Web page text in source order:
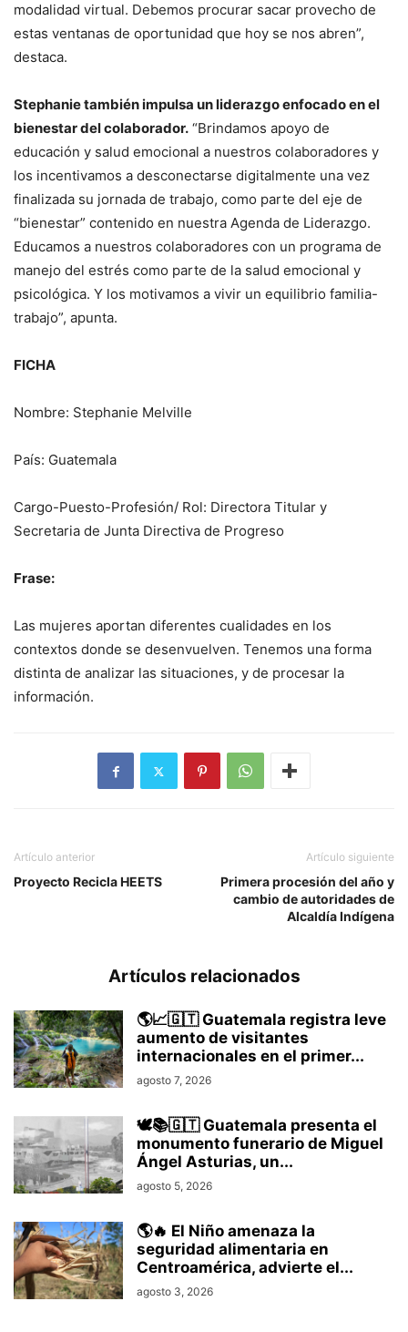
modalidad virtual. Debemos procurar sacar provecho de
estas ventanas de oportunidad que hoy se nos abren”,
destaca.
Stephanie también impulsa un liderazgo enfocado en el
bienestar del colaborador. “Brindamos apoyo de
educación y salud emocional a nuestros colaboradores y
los incentivamos a desconectarse digitalmente una vez
finalizada su jornada de trabajo, como parte del eje de
“bienestar” contenido en nuestra Agenda de Liderazgo.
Educamos a nuestros colaboradores con un programa de
manejo del estrés como parte de la salud emocional y
psicológica. Y los motivamos a vivir un equilibrio familia-
trabajo”, apunta.
FICHA
Nombre: Stephanie Melville
País: Guatemala
Cargo-Puesto-Profesión/ Rol: Directora Titular y
Secretaria de Junta Directiva de Progreso
Frase:
Las mujeres aportan diferentes cualidades en los
contextos donde se desenvuelven. Tenemos una forma
distinta de analizar las situaciones, y de procesar la
información.
Artículo anterior
Proyecto Recicla HEETS
Artículo siguiente
Primera procesión del año y
cambio de autoridades de
Alcaldía Indígena
Artículos relacionados
🌎📈🇬🇹 Guatemala registra leve
aumento de visitantes
internacionales en el primer...
agosto 7, 2026
🕊️📚🇬🇹 Guatemala presenta el
monumento funerario de Miguel
Ángel Asturias, un...
agosto 5, 2026
🌎🔥 El Niño amenaza la
seguridad alimentaria en
Centroamérica, advierte el...
agosto 3, 2026